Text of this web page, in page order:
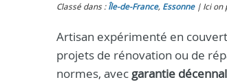
Classé dans : Île-de-France, Essonne Ici on
Artisan expérimenté en
projets de rénovation ou de
normes, avec garantie